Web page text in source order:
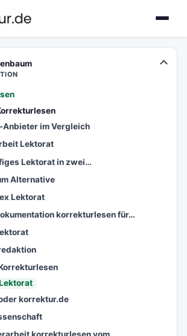
im Vergleich
Lektorat
Lektorat in zwei…
Alternative
Lektorat
korrekturlesen für…
korrektur.de
korrekturlesen vom…